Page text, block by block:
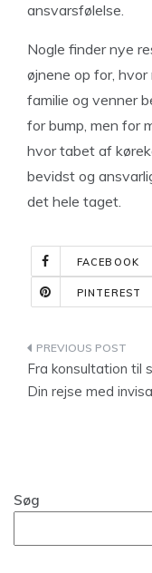
ansvarsfølelse.
Nogle finder nye
øjnene op for,
familie og venner
for bump, men for
hvor tabet af
bevidst og
det hele taget.
FACEBOOK
PINTEREST
Fra konsultation til
Din rejse med
Søg